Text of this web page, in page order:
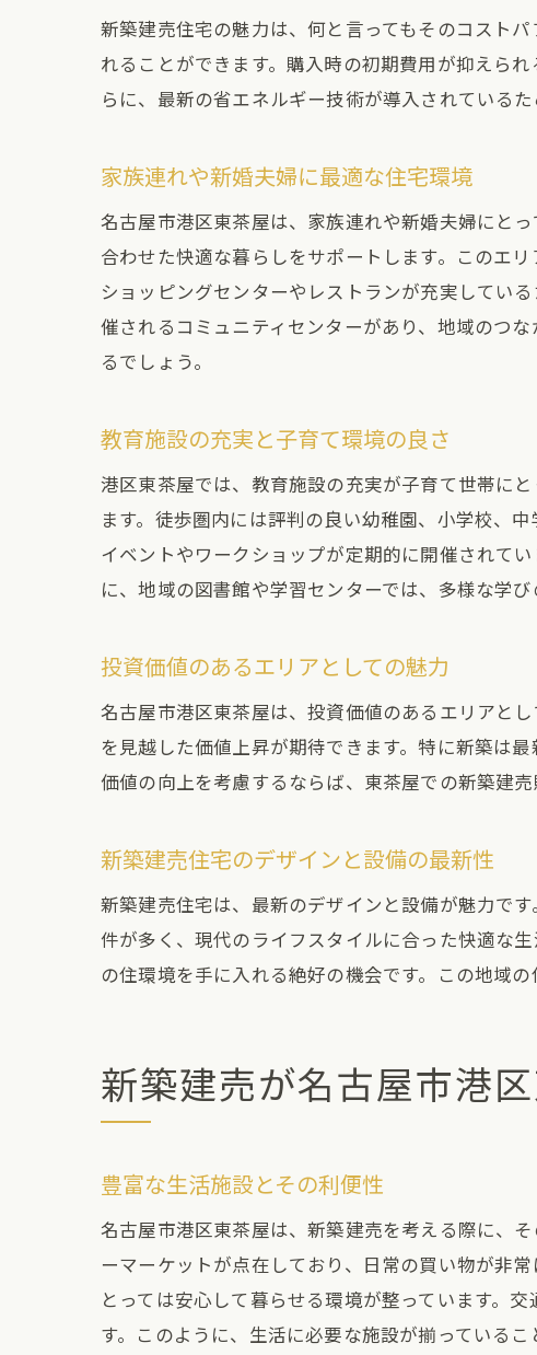
新
名
名
新
名
新築建売住宅の魅力は、何と言ってもそのコスト
れることができます。購入時の初期費用が抑えら
らに、最新の省エネルギー技術が導入されている
家族連れや新婚夫婦に最適な住宅環境
名古屋市港区東茶屋は、家族連れや新婚夫婦にと
合わせた快適な暮らしをサポートします。このエ
ショッピングセンターやレストランが充実してい
催されるコミュニティセンターがあり、地域のつ
るでしょう。
教育施設の充実と子育て環境の良さ
港区東茶屋では、教育施設の充実が子育て世帯に
ます。徒歩圏内には評判の良い幼稚園、小学校、
イベントやワークショップが定期的に開催されて
に、地域の図書館や学習センターでは、多様な学
投資価値のあるエリアとしての魅力
名古屋市港区東茶屋は、投資価値のあるエリアと
を見越した価値上昇が期待できます。特に新築は
価値の向上を考慮するならば、東茶屋での新築建
新築建売住宅のデザインと設備の最新性
新築建売住宅は、最新のデザインと設備が魅力で
件が多く、現代のライフスタイルに合った快適な
の住環境を手に入れる絶好の機会です。この地域
新築建売が名古屋市港
豊富な生活施設とその利便性
名古屋市港区東茶屋は、新築建売を考える際に、
ーマーケットが点在しており、日常の買い物が非
とっては安心して暮らせる環境が整っています。
す。このように、生活に必要な施設が揃っている